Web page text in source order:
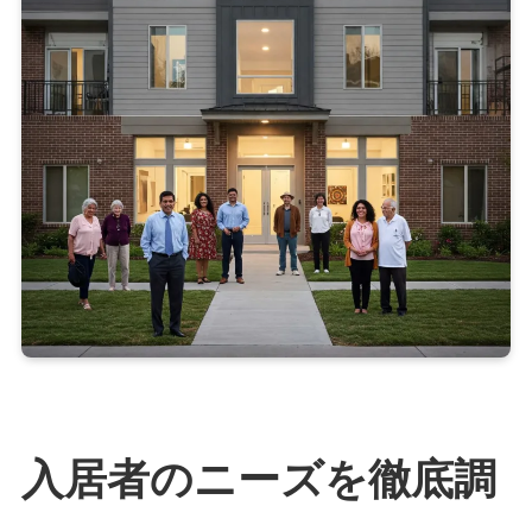
入居者のニーズを徹底調